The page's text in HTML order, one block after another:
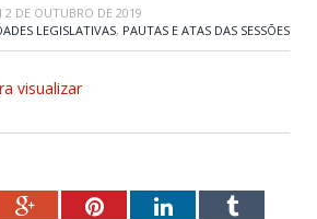
2 DE OUTUBRO DE 2019
LEGISLATIVAS, PAUTAS E ATAS DAS SESSÕES
visualizar
Google+PinterestLinkedInTumblr